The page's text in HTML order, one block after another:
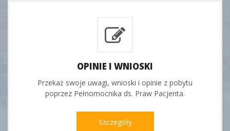
OPINIE I WNIOSKI
Przekaż swoje uwagi, wnioski i opinie z pobytu
poprzez Pełnomocnika ds. Praw Pacjenta.
Szczegóły